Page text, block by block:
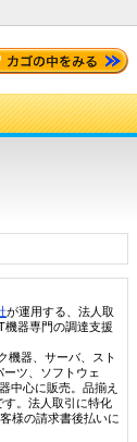
が運用する、法人取
機器専門の調達支援
機器、サーバ、スト
ツ、ソフトウェ
中心に販売。品揃え
す。法人取引に特化
様の請求書後払いに